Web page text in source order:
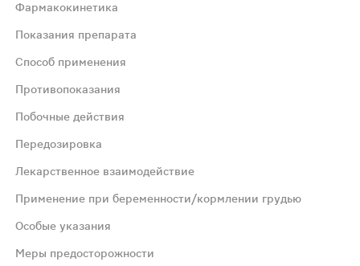
(связывается с 50S субъединицей
инфекции верхних отделов дыхательных
приема 2 раза/сут. Для детей младше 12
Фармакокинетика
Показания препарата
Способ применения
Противопоказания
Побочные действия
Передозировка
Лекарственное взаимодействие
Применение при беременности/кормлении грудью
Особые указания
Меры предосторожности